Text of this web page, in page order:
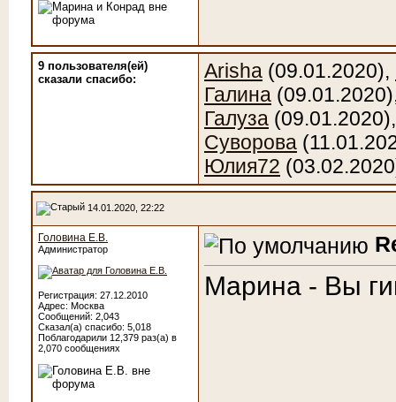
9 пользователя(ей)
сказали cпасибо:
Arisha (09.01.2020),
Галина
Галуза
Суворова
Юлия72
14.01.2020, 22:22
Головина Е.В.
Администратор
Регистрация: 27.12.2010
Адрес: Москва
Сообщений: 2,043
Сказал(а) спасибо: 5,018
Поблагодарили 12,379 раз(а) в
2,070 сообщениях
Марина - Вы